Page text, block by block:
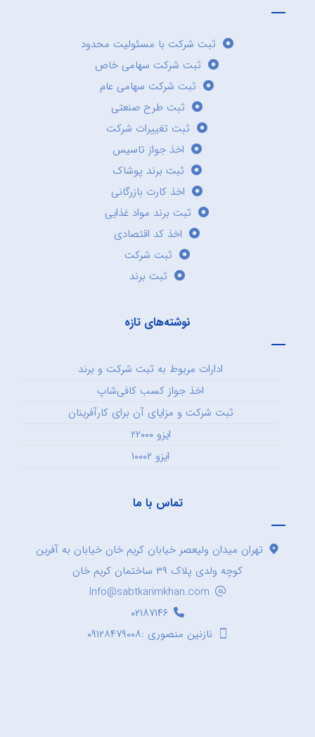
ثبت شرکت با مسئولیت محدود
ثبت شرکت سهامی خاص
ثبت شرکت سهامی عام
ثبت طرح صنعتی
ثبت تغییرات شرکت
اخذ جواز تاسیس
ثبت برند پوشاک
اخذ کارت بازرگانی
ثبت برند مواد غذایی
اخذ کد اقتصادی
ثبت شرکت
ثبت برند
نوشته‌های تازه
ادارات مربوط به ثبت شرکت و برند
اخذ جواز کسب کافی‌شاپ
ثبت شرکت و مزایای آن برای کارآفرینان
ایزو ۲۲۰۰۰
ایزو ۱۰۰۰۲
تماس با ما
تهران میدان ولیعصر خیابان کریم خان خیابان به آفرین
کوچه ولدی پلاک ۳۹ ساختمان کریم خان
Info@sabtkarimkhan.com
۰۲۱۸۷۱۴۶
نازنین منصوری :۰۹۱۲۸۴۷۹۰۰۸